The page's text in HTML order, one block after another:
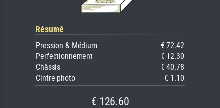
Résumé
Pression & Médium
€ 72.42
Perfectionnement
€ 12.30
Châssis
€ 40.78
Cintre photo
€ 1.10
€ 126.60